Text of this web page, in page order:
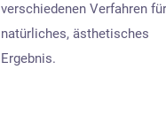
verschiedenen Verfahren
natürliches, ästhetisches
Ergebnis.